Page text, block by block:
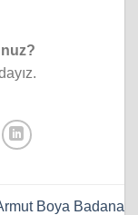
Boya Badana